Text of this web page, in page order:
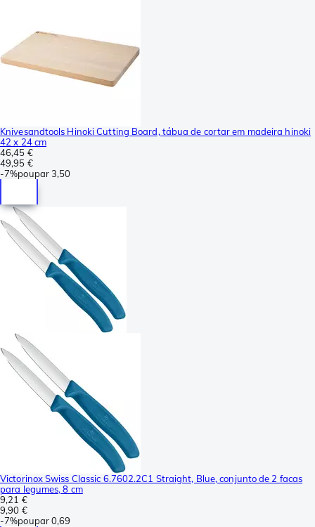
Knivesandtools Hinoki Cutting Board, tábua de cortar em madeira hinoki
42 x 24 cm
46,45 €
49,95 €
-7%poupar3,50
Victorinox Swiss Classic 6.7602.2C1 Straight, Blue, conjunto de 2 facas
para legumes, 8 cm
9,21 €
9,90 €
-7%poupar0,69